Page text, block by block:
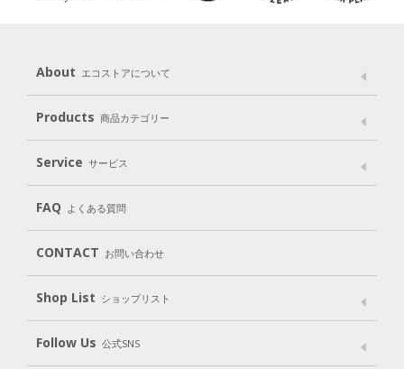
About エコストアについて
メッセージ ブランドストーリー
パッケージへのこだわり
動物実験をしない
Products 商品カテゴリー
Laundry
Cleaning Baby Kids
Body（ボディ） Hair（ヘア） Oral care（オーラルケア）
Goods （グッズ）
Gift set
Service サービス
User Guide
Subscription（定期便）
FAQ よくある質問
CONTACT お問い合わせ
Shop List ショップリスト
Shop List
Follow Us 公式SNS